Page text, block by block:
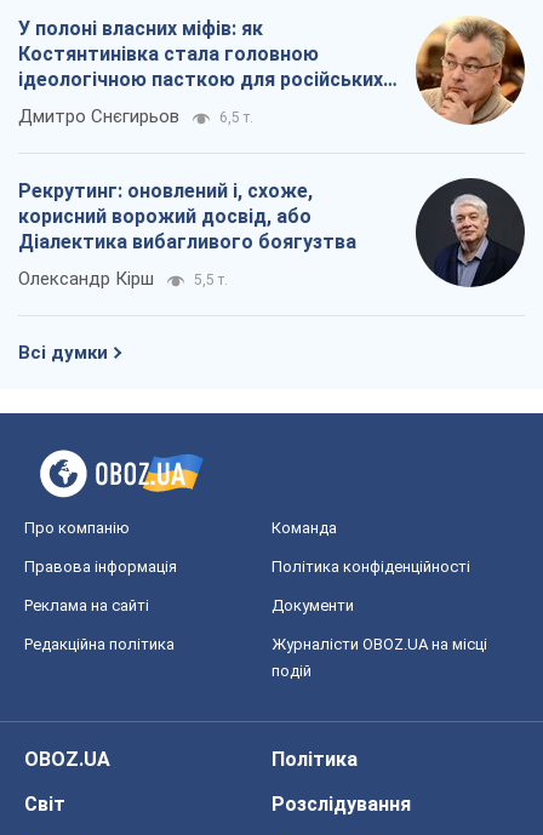
У полоні власних міфів: як
Костянтинівка стала головною
ідеологічною пасткою для російських
окупантів
Дмитро Снєгирьов 6,5 т.
Рекрутинг: оновлений і, схоже,
корисний ворожий досвід, або
Діалектика вибагливого боягузтва
Олександр Кірш 5,5 т.
Всі думки
Про компанію Команда
Правова інформація Політика конфіденційності
Реклама на сайті Документи
Редакційна політика
Журналісти OBOZ.UA на місці
подій
OBOZ.UA
Політика
Світ
Розслідування